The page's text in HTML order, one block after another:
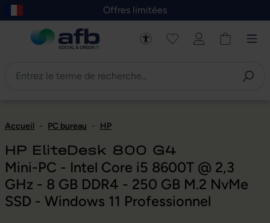
au contenu principal
Skip to B2B platform navigation
Offres limitées
Accueil - PC bureau - HP
HP EliteDesk 800 G4
Mini-PC - Intel Core i5 8600T @ 2,3
GHz - 8 GB DDR4 - 250 GB M.2 NvMe
SSD - Windows 11 Professionnel